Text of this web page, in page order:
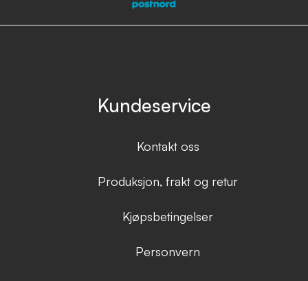
Kundeservice
Kontakt oss
Produksjon, frakt og retur
Kjøpsbetingelser
Personvern